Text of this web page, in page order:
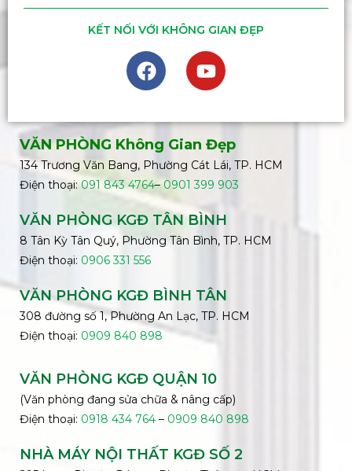
KẾT NỐI VỚI KHÔNG GIAN ĐẸP
VĂN PHÒNG Không Gian Đẹp
134 Trương Văn Bang, Phường Cát Lái, TP. HCM
Điện thoại: 091 843 4764– 0901 399 903
VĂN PHÒNG KGĐ TÂN BÌNH
8 Tân Kỳ Tân Quý, Phường Tân Bình, TP. HCM
Điện thoại: 0906 331 556
VĂN PHÒNG KGĐ BÌNH TÂN
308 đường số 1, Phường An Lạc, TP. HCM
Điện thoại: 0909 840 898
VĂN PHÒNG KGĐ QUẬN 10
(Văn phòng đang sửa chữa & nâng cấp)
Điện thoại: 0918 434 764 – 0909 840 898
NHÀ MÁY NỘI THẤT KGĐ SỐ 2